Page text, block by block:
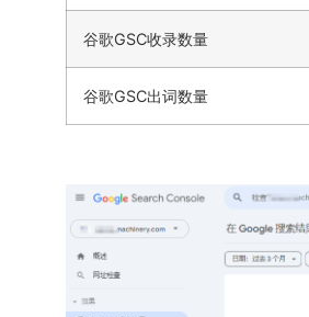
谷歌GSC收录数量
谷歌GSC出词数量